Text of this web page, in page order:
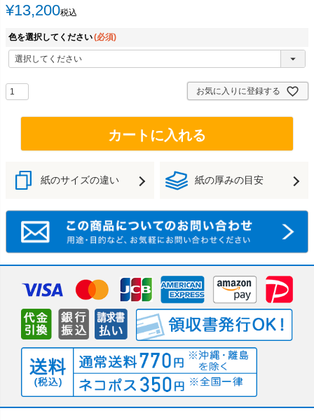
¥13,200税込
色を選択してください(必須)
お気に入りに登録する
カートに入れる
紙のサイズの違い 紙の厚みの目安